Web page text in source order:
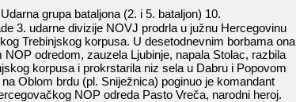
grupa bataljona (2. i 5. bataljon) 10.
3. udarne divizije NOVJ prodrla u južnu Hercegovinu
Trebinjskog korpusa. U desetodnevnim borbama ona
odredom, zauzela Ljubinje, napala Stolac, razbila
korpusa i prokrstarila niz sela u Dabru i Popovom
Oblom brdu (pl. Sniježnica) poginuo je komandant
NOP odreda Pasto Vreča, narodni heroj.